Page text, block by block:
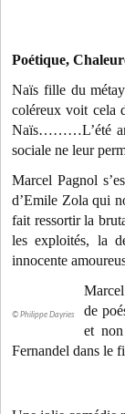
Poétique,
Naïs fille du
coléreux voit cela
Naïs………L’été
sociale ne leur
Marcel Pagnol
d’Emile Zola qui
fait ressortir la
les exploités, la
innocente
© Philippe Dayries
de
et
Fernandel dans le